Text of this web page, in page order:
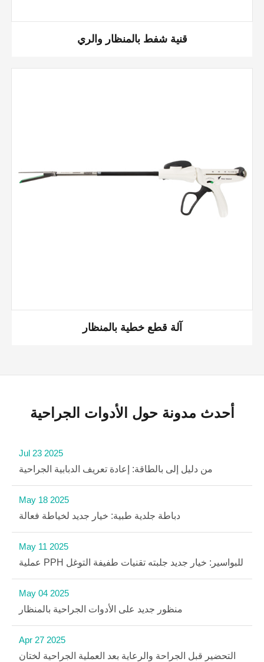
قنية شفط بالمنظار والري
آلة قطع خطية بالمنظار
أحدث مدونة حول الأدوات الجراحية
Jul 23 2025
من دليل إلى بالطاقة: إعادة تعريف الدبابية الجراحية
May 18 2025
دباطة جلدية طبية: خيار جديد لخياطة فعالة
May 11 2025
عملية PPH للبواسير: خيار جديد جلبته تقنيات طفيفة التوغل
May 04 2025
منظور جديد على الأدوات الجراحية بالمنظار
Apr 27 2025
التحضير قبل الجراحة والرعاية بعد العملية الجراحية لختان